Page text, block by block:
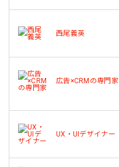
西尾義英
広告×CRMの専門家
UX・UIデザイナー